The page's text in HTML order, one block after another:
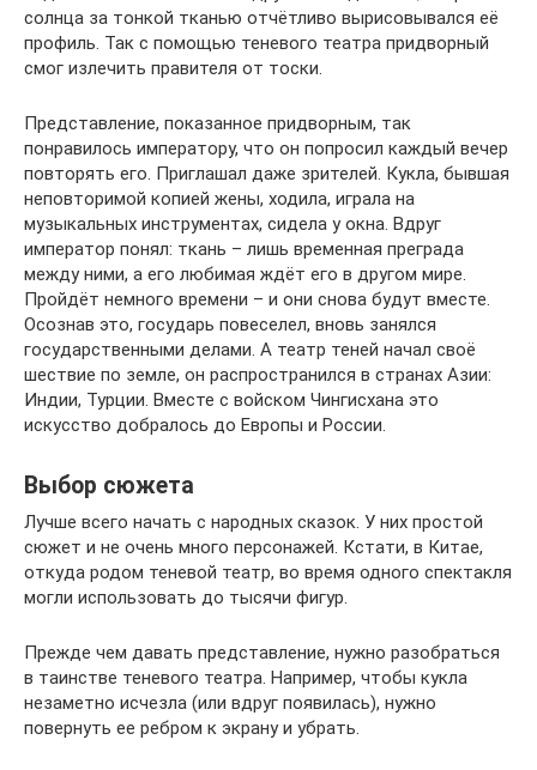
солнца за тонкой тканью отчётливо вырисовывался её
профиль. Так с помощью теневого театра придворный
смог излечить правителя от тоски.
Представление, показанное придворным, так
понравилось императору, что он попросил каждый вечер
повторять его. Приглашал даже зрителей. Кукла, бывшая
неповторимой копией жены, ходила, играла на
музыкальных инструментах, сидела у окна. Вдруг
император понял: ткань – лишь временная преграда
между ними, а его любимая ждёт его в другом мире.
Пройдёт немного времени – и они снова будут вместе.
Осознав это, государь повеселел, вновь занялся
государственными делами. А театр теней начал своё
шествие по земле, он распространился в странах Азии:
Индии, Турции. Вместе с войском Чингисхана это
искусство добралось до Европы и России.
Выбор сюжета
Лучше всего начать с народных сказок. У них простой
сюжет и не очень много персонажей. Кстати, в Китае,
откуда родом теневой театр, во время одного спектакля
могли использовать до тысячи фигур.
Прежде чем давать представление, нужно разобраться
в таинстве теневого театра. Например, чтобы кукла
незаметно исчезла (или вдруг появилась), нужно
повернуть ее ребром к экрану и убрать.